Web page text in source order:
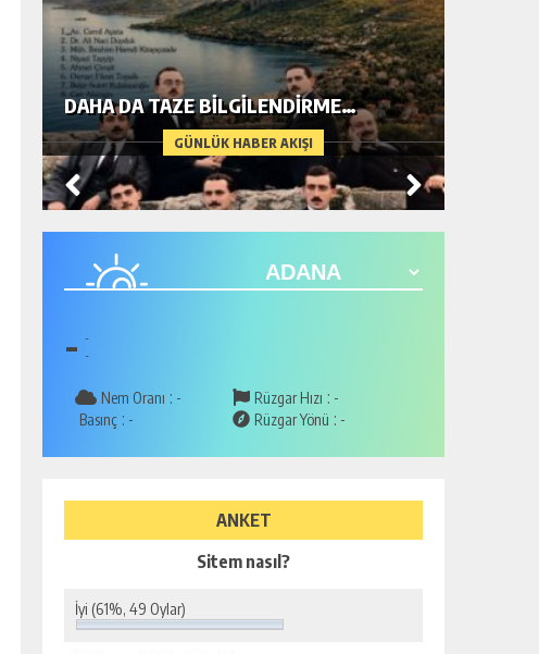
GÜNLÜK HABER AKIŞI
DAHA DA TAZE BİLGİLENDİRME…
- -
-
Nem Oranı : -
Basınç : -
Rüzgar Hızı : -
Rüzgar Yönü : -
ANKET
Sitem nasıl?
İyi (61%, 49 Oylar)